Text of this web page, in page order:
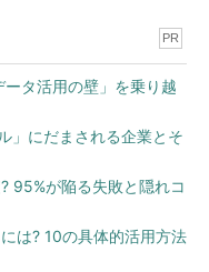
PR
タ活用の壁」を乗り越
」にだまされる企業とそ
95%が陥る失敗と隠れコ
は? 10の具体的活用方法